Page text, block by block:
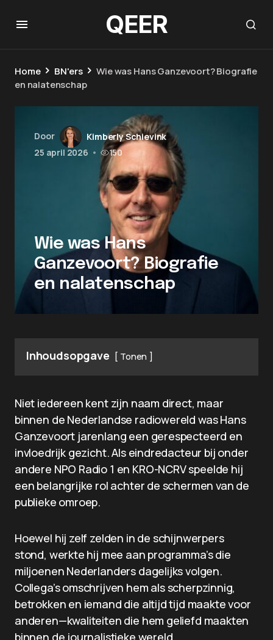
QEER
Home BN'ers
Wie was Hans Ganzevoort? Biografie
en nalatenschap
Door
Kimberly Schievink
25 april 2026 • 150
Wie was Hans
Ganzevoort? Biografie
en nalatenschap
Inhoudsopgave Tonen
Niet iedereen kent zijn naam direct, maar
binnen de Nederlandse radiowereld was Hans
Ganzevoort jarenlang een gerespecteerd en
invloedrijk gezicht. Als eindredacteur bij onder
andere NPO Radio 1 en KRO-NCRV speelde hij
een belangrijke rol achter de schermen van de
publieke omroep.
Hoewel hij zelf zelden in de schijnwerpers
stond, werkte hij mee aan programma’s die
miljoenen Nederlanders dagelijks volgen.
Collega’s omschrijven hem als scherpzinnig,
betrokken en iemand die altijd tijd maakte voor
anderen—kwaliteiten die hem geliefd maakten
binnen de journalistieke wereld.